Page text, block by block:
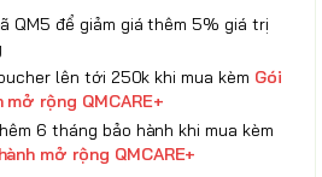
QM5 để giảm giá thêm 5% giá trị
lên tới 250k khi mua kèm Gói
mở rộng QMCARE+
6 tháng bảo hành khi mua kèm
mở rộng QMCARE+